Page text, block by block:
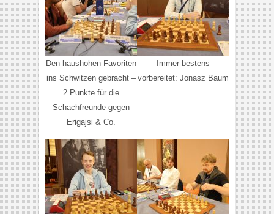
Den haushohen Favoriten
ins Schwitzen gebracht –
2 Punkte für die
Schachfreunde gegen
Erigajsi & Co.
Immer bestens
vorbereitet: Jonasz Baum